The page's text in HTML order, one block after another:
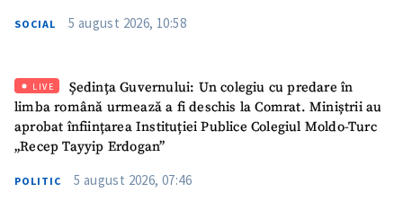
SOCIAL 5 august 2026, 10:58
LIVE
Ședința Guvernului: Un colegiu cu predare în
limba română urmează a fi deschis la Comrat. Miniștrii au
aprobat înființarea Instituției Publice Colegiul Moldo-Turc
„Recep Tayyip Erdogan”
POLITIC 5 august 2026, 07:46